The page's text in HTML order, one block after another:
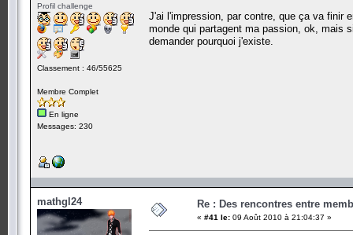
Profil challenge
Classement : 46/55625
Membre Complet
En ligne
Messages: 230
J'ai l'impression, par contre, que ça va finir
monde qui partagent ma passion, ok, mais
demander pourquoi j'existe.
mathgl24 Re : Des rencontres entre
« #41 le: 09 Août 2010 à 21:04:37 »